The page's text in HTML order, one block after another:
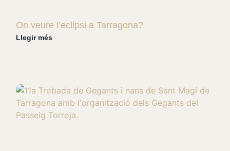
On veure l’eclipsi a Tarragona?
Llegir més